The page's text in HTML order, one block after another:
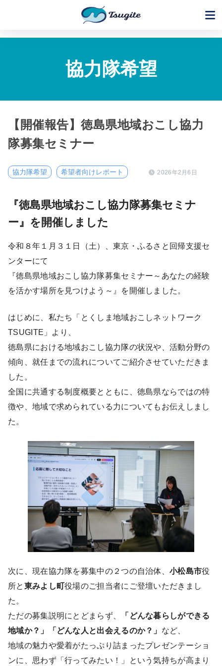
協力隊希望
【開催報告】徳島県地域おこし協力
隊募集セミナー
協力隊希望 希望者向けレポート 2026年2月6日
『徳島県地域おこし協力隊募集セミナ
ー』を開催しました
令和８年１月３１日（土）、東京・ふるさと回帰支援セ
ンターにて
『徳島県地域おこし協力隊募集セミナー～あなたの経験
を活かす場所を見つけよう～』を開催しました。
はじめに、私たち「とくしま地域おこしネットワーク
TSUGITE」より、
徳島県における地域おこし協力隊の状況や、活動分野の
傾向、就任までの流れについてご紹介させていただきま
した。
全国に共通する制度概要とともに、徳島県ならではの特
徴や、地域で求められている力についてもお伝えしまし
た。
次に、現在協力隊を募集中の２つの自治体、 小松島市役
所と 東みよし町役場のご担当者にご登壇いただきまし
た。
ただの募集説明にとどまらず、
「どんな暮らしができる
地域か？」「どんな人と出会えるのか？」 など、
地域の魅力や愛着がたっぷり詰まったプレゼンテーショ
ンに、思わず「行ってみたい！」という気持ちが高まり